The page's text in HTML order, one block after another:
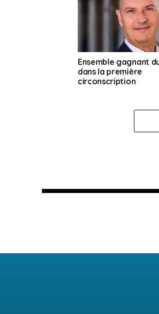
Ensemble gagnant
dans la première
circonscription